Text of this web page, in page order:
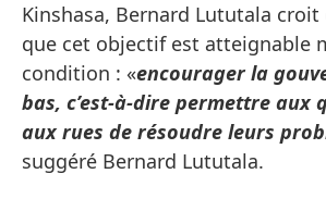
Kinshasa, Bernard Lututala
que cet objectif est atteignable
condition : «encourager la
bas, c’est-à-dire permettre aux
aux rues de résoudre leurs
suggéré Bernard Lututala.